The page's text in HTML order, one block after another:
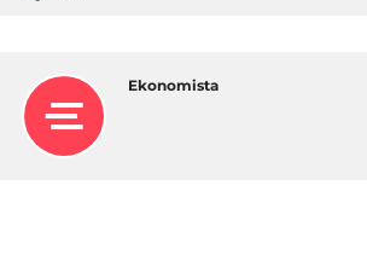
Ekonomista